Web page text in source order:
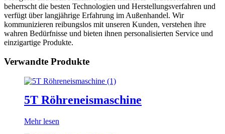
beherrscht die besten Technologien und Herstellungsverfahren und
verfügt über langjährige Erfahrung im Außenhandel. Wir
kommunizieren reibungslos mit unseren Kunden, verstehen ihre
wahren Bedürfnisse und bieten ihnen personalisierten Service und
einzigartige Produkte.
Verwandte Produkte
5T Röhreneismaschine
Mehr lesen